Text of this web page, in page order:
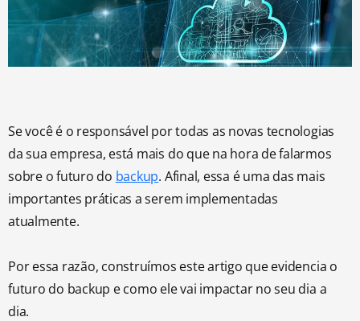
Se você é o responsável por todas as novas tecnologias
da sua empresa, está mais do que na hora de falarmos
sobre o futuro do backup. Afinal, essa é uma das mais
importantes práticas a serem implementadas
atualmente.
Por essa razão, construímos este artigo que evidencia o
futuro do backup e como ele vai impactar no seu dia a
dia.